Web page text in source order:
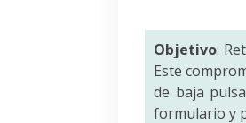
Objetivo:
Este
de baja
formulario y